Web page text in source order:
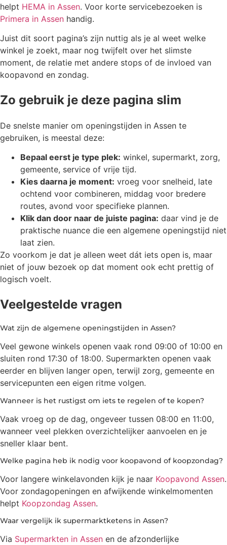
helpt HEMA in Assen. Voor korte servicebezoeken is
Primera in Assen handig.
Juist dit soort pagina’s zijn nuttig als je al weet welke
winkel je zoekt, maar nog twijfelt over het slimste
moment, de relatie met andere stops of de invloed van
koopavond en zondag.
Zo gebruik je deze pagina slim
De snelste manier om openingstijden in Assen te
gebruiken, is meestal deze:
Bepaal eerst je type plek: winkel, supermarkt, zorg,
gemeente, service of vrije tijd.
Kies daarna je moment: vroeg voor snelheid, late
ochtend voor combineren, middag voor bredere
routes, avond voor specifieke plannen.
Klik dan door naar de juiste pagina: daar vind je de
praktische nuance die een algemene openingstijd niet
laat zien.
Zo voorkom je dat je alleen weet dát iets open is, maar
niet of jouw bezoek op dat moment ook echt prettig of
logisch voelt.
Veelgestelde vragen
Wat zijn de algemene openingstijden in Assen?
Veel gewone winkels openen vaak rond 09:00 of 10:00 en
sluiten rond 17:30 of 18:00. Supermarkten openen vaak
eerder en blijven langer open, terwijl zorg, gemeente en
servicepunten een eigen ritme volgen.
Wanneer is het rustigst om iets te regelen of te kopen?
Vaak vroeg op de dag, ongeveer tussen 08:00 en 11:00,
wanneer veel plekken overzichtelijker aanvoelen en je
sneller klaar bent.
Welke pagina heb ik nodig voor koopavond of koopzondag?
Voor langere winkelavonden kijk je naar Koopavond Assen.
Voor zondagopeningen en afwijkende winkelmomenten
helpt Koopzondag Assen.
Waar vergelijk ik supermarktketens in Assen?
Via Supermarkten in Assen en de afzonderlijke